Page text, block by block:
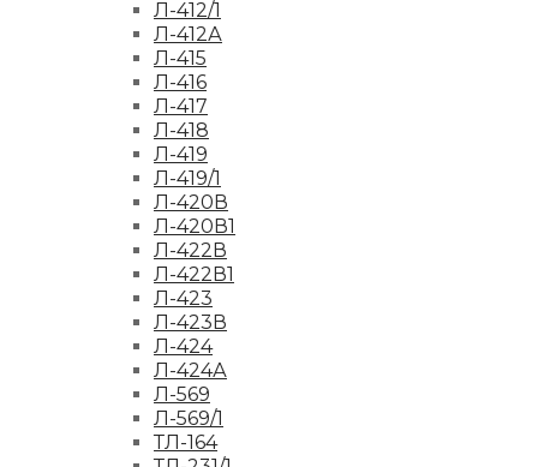
Л-412/1
Л-412А
Л-415
Л-416
Л-417
Л-418
Л-419
Л-419/1
Л-420В
Л-420В1
Л-422В
Л-422В1
Л-423
Л-423В
Л-424
Л-424А
Л-569
Л-569/1
ТЛ-164